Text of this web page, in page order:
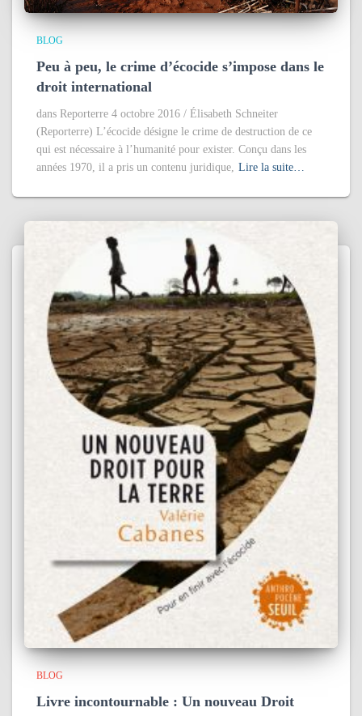
BLOG
Peu à peu, le crime d’écocide s’impose dans le
droit international
dans Reporterre 4 octobre 2016 / Élisabeth Schneiter
(Reporterre) L’écocide désigne le crime de destruction de ce
qui est nécessaire à l’humanité pour exister. Conçu dans les
années 1970, il a pris un contenu juridique, Lire la suite…
BLOG
Livre incontournable : Un nouveau Droit